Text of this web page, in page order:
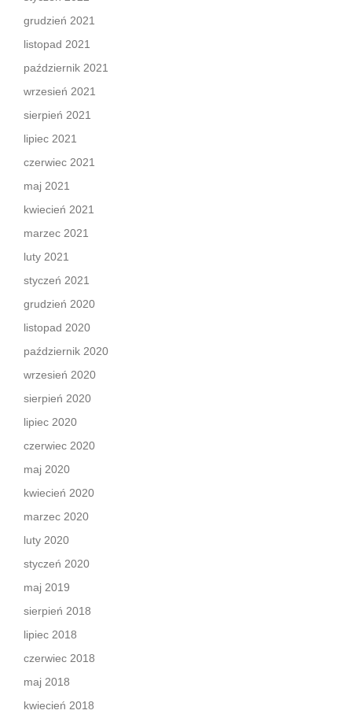
grudzień 2021
listopad 2021
październik 2021
wrzesień 2021
sierpień 2021
lipiec 2021
czerwiec 2021
maj 2021
kwiecień 2021
marzec 2021
luty 2021
styczeń 2021
grudzień 2020
listopad 2020
październik 2020
wrzesień 2020
sierpień 2020
lipiec 2020
czerwiec 2020
maj 2020
kwiecień 2020
marzec 2020
luty 2020
styczeń 2020
maj 2019
sierpień 2018
lipiec 2018
czerwiec 2018
maj 2018
kwiecień 2018